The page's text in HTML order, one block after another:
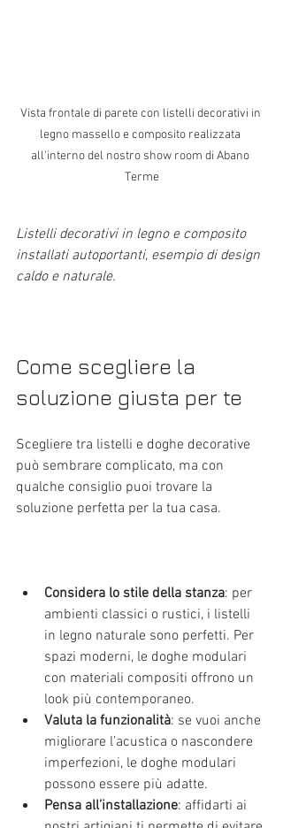
Vista frontale di parete con listelli decorativi in
legno massello e composito realizzata
all'interno del nostro show room di Abano
Terme
Listelli decorativi in legno e composito
installati autoportanti, esempio di design
caldo e naturale.
Come scegliere la
soluzione giusta per te
Scegliere tra listelli e doghe decorative
può sembrare complicato, ma con
qualche consiglio puoi trovare la
soluzione perfetta per la tua casa.
Considera lo stile della stanza: per
ambienti classici o rustici, i listelli
in legno naturale sono perfetti. Per
spazi moderni, le doghe modulari
con materiali compositi offrono un
look più contemporaneo.
Valuta la funzionalità: se vuoi anche
migliorare l’acustica o nascondere
imperfezioni, le doghe modulari
possono essere più adatte.
Pensa all’installazione: affidarti ai